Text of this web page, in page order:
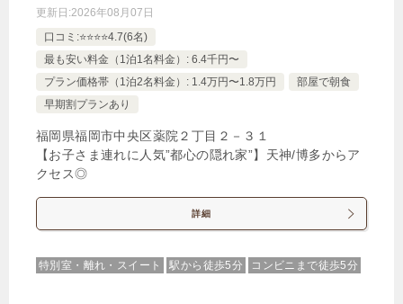
更新日:2026年08月07日
口コミ:⭐️⭐️⭐️⭐️4.7(6名)
最も安い料金（1泊1名料金）: 6.4千円〜
プラン価格帯（1泊2名料金）: 1.4万円〜1.8万円
部屋で朝食
早期割プランあり
福岡県福岡市中央区薬院２丁目２－３１
【お子さま連れに人気”都心の隠れ家”】天神/博多からア
クセス◎
詳細
特別室・離れ・スイート 駅から徒歩5分 コンビニまで徒歩5分